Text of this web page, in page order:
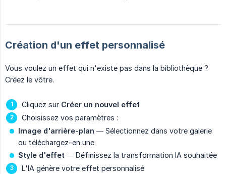
Création d'un effet personnalisé
Vous voulez un effet qui n'existe pas dans la bibliothèque ?
Créez le vôtre.
Cliquez sur Créer un nouvel effet
Choisissez vos paramètres :
Image d'arrière-plan — Sélectionnez dans votre galerie
ou téléchargez-en une
Style d'effet — Définissez la transformation IA souhaitée
L'IA génère votre effet personnalisé